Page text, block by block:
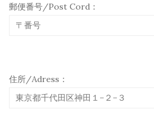
郵便番号/Post Cord：
住所/Adress：